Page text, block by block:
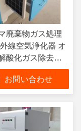
廃棄物ガス処理
線空気浄化器 オ
酸化ガス除去装
お問い合わせ